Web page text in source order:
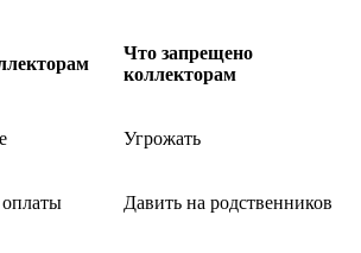
Что запрещено
коллекторам
Угрожать
оплаты Давить на родственников